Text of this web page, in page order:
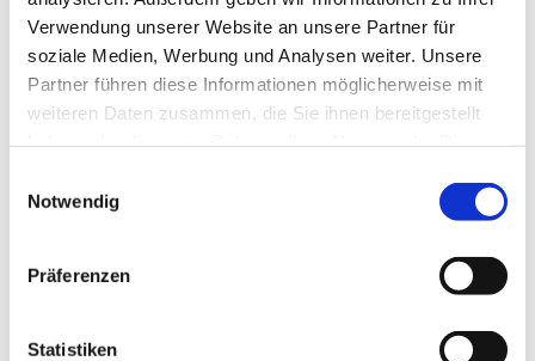
Verwendung unserer Website an unsere Partner für
soziale Medien, Werbung und Analysen weiter. Unsere
Partner führen diese Informationen möglicherweise mit
weiteren Daten zusammen, die Sie ihnen bereitgestellt
Notwendig
Präferenzen
StatistikenNeuigkeiten aus der